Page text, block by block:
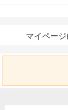
マイペー